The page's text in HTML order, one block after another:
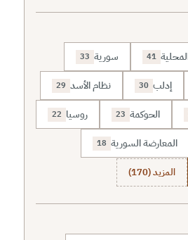
41 سورية 33
إدلب 30 نظام الأسد 29
الحوكمة 23 روسيا 22
المعارضة السورية 18
المزيد (170)